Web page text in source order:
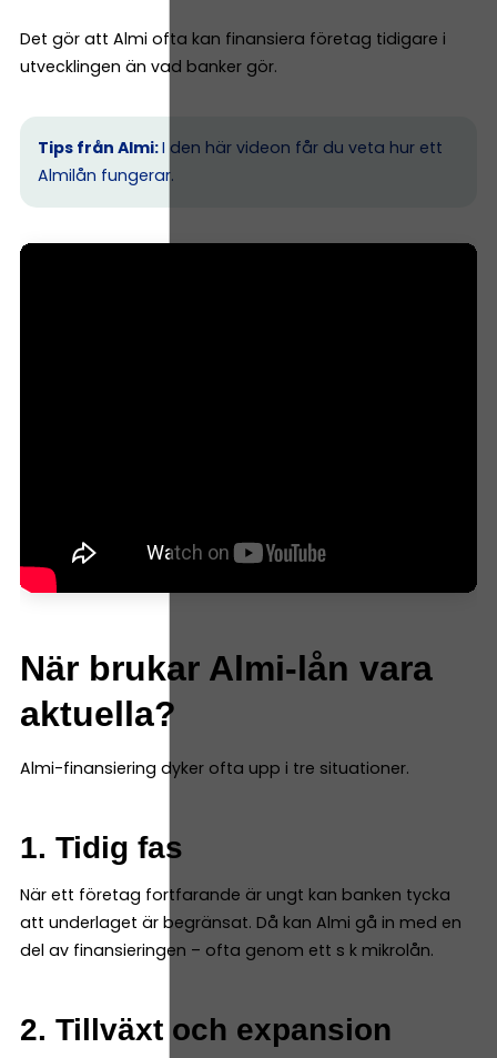
Det gör att Almi ofta kan finansiera företag tidigare i
utvecklingen än vad banker gör.
Tips från Almi:I den här videon får du veta hur ett
Almilån fungerar.
När brukar Almi-lån vara
aktuella?
Almi-finansiering dyker ofta upp i tre situationer.
1. Tidig fas
När ett företag fortfarande är ungt kan banken tycka
att underlaget är begränsat. Då kan Almi gå in med en
del av finansieringen – ofta genom ett s k mikrolån.
2. Tillväxt och expansion